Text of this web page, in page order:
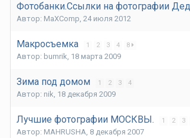
Фотобанки.Ссылки на фотографии
Автор: MaXComp, 24 июля 2012
Макросъемка 1 2 3 4 8
Автор: bumrik, 18 марта 2009
Зима под домом 1 2 3 4
Автор: nik, 18 декабря 2009
Лучшие фотографии МОСКВЫ. 1 2 3
Автор: MAHRUSHA, 8 декабря 2007